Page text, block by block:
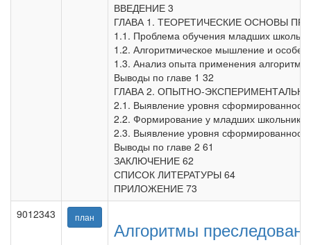
ВВЕДЕНИЕ 3
ГЛАВА 1. ТЕОРЕТИЧЕСКИЕ ОСНОВЫ
1.1. Проблема обучения младших
1.2. Алгоритмическое мышление и
1.3. Анализ опыта применения
Выводы по главе 1 32
ГЛАВА 2. ОПЫТНО-
2.1. Выявление уровня
2.2. Формирование у младших
2.3. Выявление уровня
Выводы по главе 2 61
ЗАКЛЮЧЕНИЕ 62
СПИСОК ЛИТЕРАТУРЫ 64
ПРИЛОЖЕНИЕ 73
9012343
план
Алгоритмы